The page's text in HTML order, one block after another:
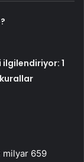
ilgilendiriyor: 1
milyar 659